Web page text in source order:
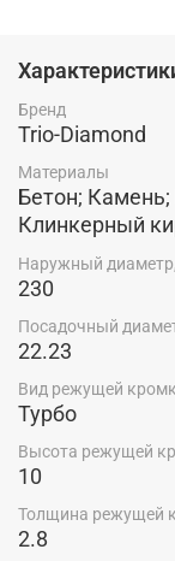
отверстия на
охлаждению и
для сухого, так
производства:
Бренд
Trio-Diamond
Материалы
Бетон;
Клинкерный
Наружный
230
Посадочный
22.23
Вид режущей
Турбо
Высота режущей
10
Толщина режущей
2.8